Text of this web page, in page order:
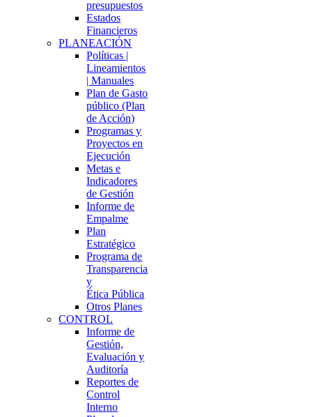
presupuestos
Estados
Financieros
PLANEACIÓN
Políticas |
Lineamientos
| Manuales
Plan de Gasto
público (Plan
de Acción)
Programas y
Proyectos en
Ejecución
Metas e
Indicadores
de Gestión
Informe de
Empalme
Plan
Estratégico
Programa de
Transparencia
y
Ética Pública
Otros Planes
CONTROL
Informe de
Gestión,
Evaluación y
Auditoría
Reportes de
Control
Interno